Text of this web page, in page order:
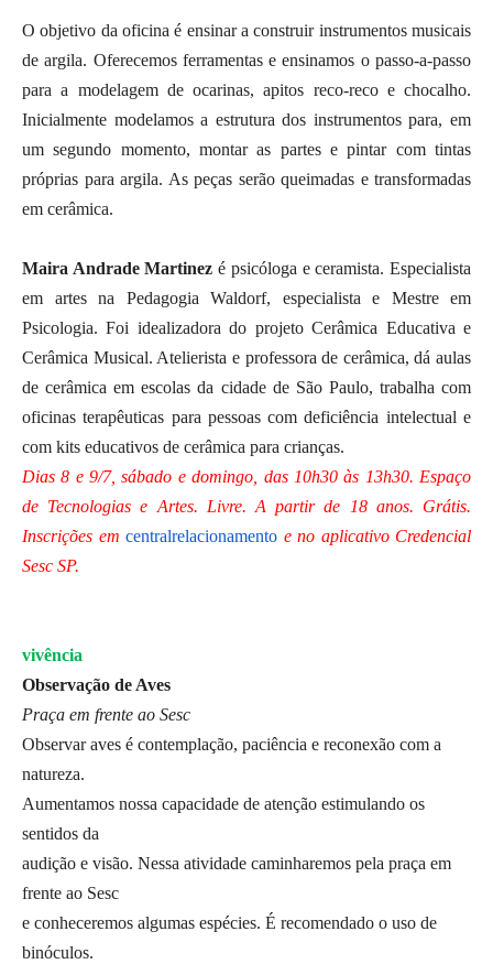
O objetivo da oficina é ensinar a construir instrumentos musicais
de argila. Oferecemos ferramentas e ensinamos o passo-a-passo
para a modelagem de ocarinas, apitos reco-reco e chocalho.
Inicialmente modelamos a estrutura dos instrumentos para, em
um segundo momento, montar as partes e pintar com tintas
próprias para argila. As peças serão queimadas e transformadas
em cerâmica.
Maira Andrade Martinez é psicóloga e ceramista. Especialista
em artes na Pedagogia Waldorf, especialista e Mestre em
Psicologia. Foi idealizadora do projeto Cerâmica Educativa e
Cerâmica Musical. Atelierista e professora de cerâmica, dá aulas
de cerâmica em escolas da cidade de São Paulo, trabalha com
oficinas terapêuticas para pessoas com deficiência intelectual e
com kits educativos de cerâmica para crianças.
Dias 8 e 9/7, sábado e domingo, das 10h30 às 13h30. Espaço
de Tecnologias e Artes. Livre. A partir de 18 anos. Grátis.
Inscrições em centralrelacionamento e no aplicativo Credencial
Sesc SP.
vivência
Observação de Aves
Praça em frente ao Sesc
Observar aves é contemplação, paciência e reconexão com a
natureza.
Aumentamos nossa capacidade de atenção estimulando os
sentidos da
audição e visão. Nessa atividade caminharemos pela praça em
frente ao Sesc
e conheceremos algumas espécies. É recomendado o uso de
binóculos.